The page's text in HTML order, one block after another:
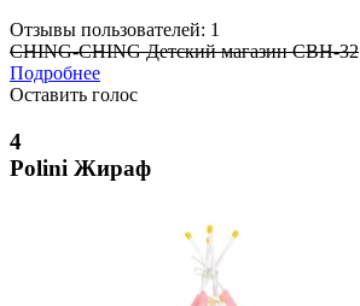
Отзывы пользователей: 1
CHING-CHING Детский магазин CBH-32
Подробнее
Оставить голос
4
Polini Жираф